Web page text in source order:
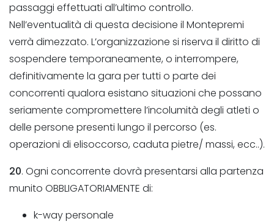
passaggi effettuati all’ultimo controllo.
Nell’eventualità di questa decisione il Montepremi
verrà dimezzato. L’organizzazione si riserva il diritto di
sospendere temporaneamente, o interrompere,
definitivamente la gara per tutti o parte dei
concorrenti qualora esistano situazioni che possano
seriamente compromettere l’incolumità degli atleti o
delle persone presenti lungo il percorso (es.
operazioni di elisoccorso, caduta pietre/ massi, ecc..).
20. Ogni concorrente dovrà presentarsi alla partenza
munito OBBLIGATORIAMENTE di:
k-way personale